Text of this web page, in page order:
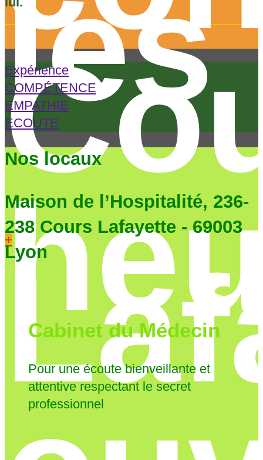
+
les
Expérience
COMPÉTENCE
EMPATHIE
ECOUTE
Nos locaux
Maison de l’Hospitalité, 236-
238 Cours Lafayette - 69003
Lyon
Cabinet du Médecin
Pour une écoute bienveillante et
attentive respectant le secret
professionnel